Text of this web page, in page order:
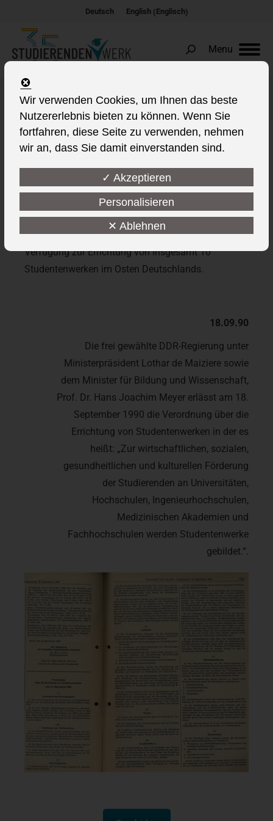
Deutsch English(Englisch)
Menu
Search:
Das Jahr 1990
This post is also available in:
06.11.90
Die Landesbevollmächtigten der in Gründung
befindlichen neuen Länder verabschieden eine
Verfügung zur Errichtung von insgesamt 10
Studentenwerken im Osten Deutschlands.
18.09.90
Die frei gewählte DDR-Regierung unter
Ministerpräsident Lothar de Maiziere sowie
dem Minister für Bildung und Wissenschaft,
Prof. Dr. Hans Joachim Meyer erlässt am 18.
September 1990 die Verordnung über die
Errichtung von Studentenwerken in der es
heißt: „Zur wirtschaftlichen, sozialen,
gesundheitlichen und kulturellen Förderung
der Studierenden an Universitäten,
Hochschulen, Ingenieurhochschulen,
Medizinischen Akademien und
Fachhochschulen werden Studentenwerke
gebildet.“.
Wir verwenden Cookies, um Ihnen das beste
Nutzererlebnis bieten zu können. Wenn Sie
fortfahren, diese Seite zu verwenden, nehmen
wir an, dass Sie damit einverstanden sind.
✓ Akzeptieren
Personalisieren
✕ Ablehnen